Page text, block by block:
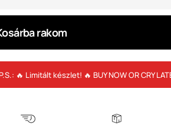
rakom
🔥 Limitált készlet! 🔥 BUY NOW OR CRY